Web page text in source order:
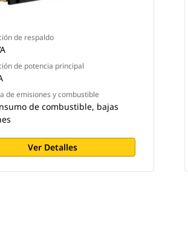
de respaldo
de potencia principal
de emisiones y combustible
de combustible, bajas
Ver Detalles